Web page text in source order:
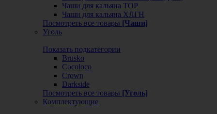
Чаши для кальяна ТОР
Чаши для кальяна ХЛГН
Посмотреть все товары [Чаши]
Уголь
Показать подкатегории
Brusko
Cocoloco
Crown
Darkside
Посмотреть все товары [Уголь]
Комплектующие